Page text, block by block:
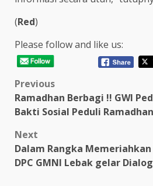
(Red)
Please follow and like us:
Post
navigation
Previous
Ramadhan Berbagi !! GWI
Bakti Sosial Peduli
Next
Dalam Rangka
DPC GMNI Lebak gelar